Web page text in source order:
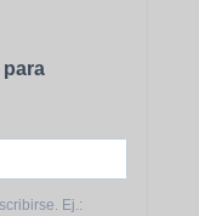
para
Ej.: